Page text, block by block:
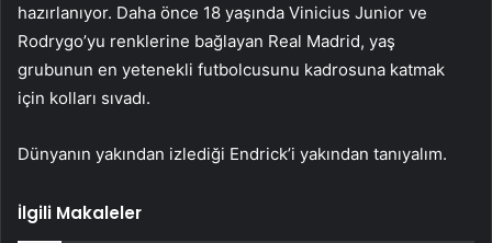
hazırlanıyor. Daha önce 18 yaşında Vinicius Junior ve
Rodrygo’yu renklerine bağlayan Real Madrid, yaş
grubunun en yetenekli futbolcusunu kadrosuna katmak
için kolları sıvadı.
Dünyanın yakından izlediği Endrick’i yakından tanıyalım.
İlgili Makaleler